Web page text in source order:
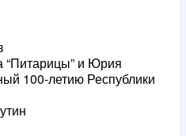
“Питарицы” и Юрия
100-летию Республики